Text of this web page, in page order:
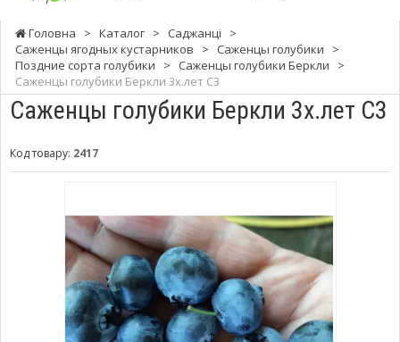
Головна > Каталог > Саджанці
>
Саженцы ягодных кустарников
> Саженцы голубики
>
Поздние сорта голубики
> Саженцы голубики Беркли
>
Саженцы голубики Беркли 3х.лет С3
Саженцы голубики Беркли 3х.лет С3
Код товару: 2417